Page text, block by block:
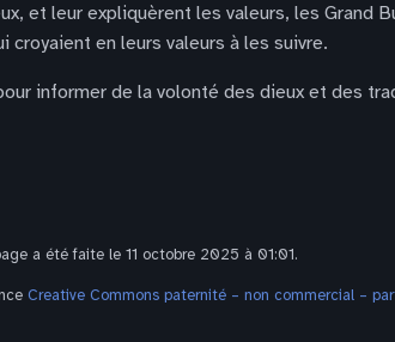
et leur expliquèrent les valeurs, les Grand
en leurs valeurs à les suivre.
informer de la volonté des dieux et des
a été faite le 11 octobre 2025 à 01:01.
Creative Commons paternité – non commercial –